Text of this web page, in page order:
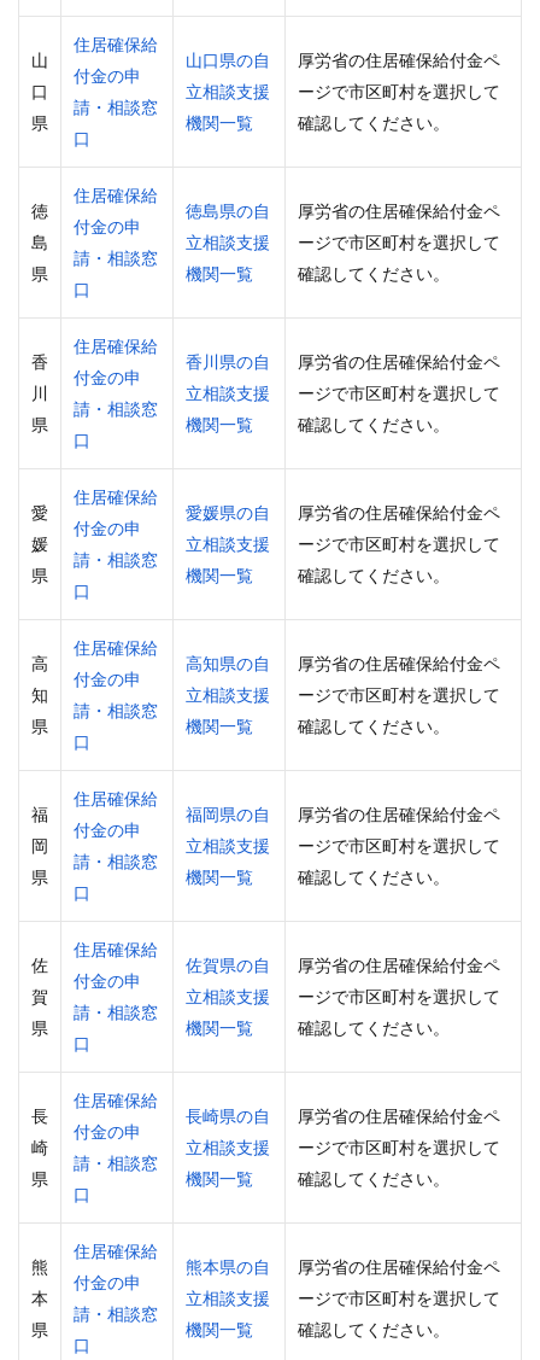
山
口
県
住居確保給
付金の申
請・相談窓
口
山口県の自
立相談支援
機関一覧
厚労省の住居確保給付金ペ
ージで市区町村を選択して
確認してください。
徳
島
県
住居確保給
付金の申
請・相談窓
口
徳島県の自
立相談支援
機関一覧
厚労省の住居確保給付金ペ
ージで市区町村を選択して
確認してください。
香
川
県
住居確保給
付金の申
請・相談窓
口
香川県の自
立相談支援
機関一覧
厚労省の住居確保給付金ペ
ージで市区町村を選択して
確認してください。
愛
媛
県
住居確保給
付金の申
請・相談窓
口
愛媛県の自
立相談支援
機関一覧
厚労省の住居確保給付金ペ
ージで市区町村を選択して
確認してください。
高
知
県
住居確保給
付金の申
請・相談窓
口
高知県の自
立相談支援
機関一覧
厚労省の住居確保給付金ペ
ージで市区町村を選択して
確認してください。
福
岡
県
住居確保給
付金の申
請・相談窓
口
福岡県の自
立相談支援
機関一覧
厚労省の住居確保給付金ペ
ージで市区町村を選択して
確認してください。
佐
賀
県
住居確保給
付金の申
請・相談窓
口
佐賀県の自
立相談支援
機関一覧
厚労省の住居確保給付金ペ
ージで市区町村を選択して
確認してください。
長
崎
県
住居確保給
付金の申
請・相談窓
口
長崎県の自
立相談支援
機関一覧
厚労省の住居確保給付金ペ
ージで市区町村を選択して
確認してください。
熊
本
県
住居確保給
付金の申
請・相談窓
口
熊本県の自
立相談支援
機関一覧
厚労省の住居確保給付金ペ
ージで市区町村を選択して
確認してください。